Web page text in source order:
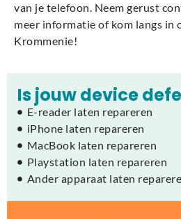
van je telefoon. Neem gerust
meer informatie of kom langs in
Krommenie!
Is jouw device
E-reader laten repareren
iPhone laten repareren
MacBook laten repareren
Playstation laten repareren
Ander apparaat laten